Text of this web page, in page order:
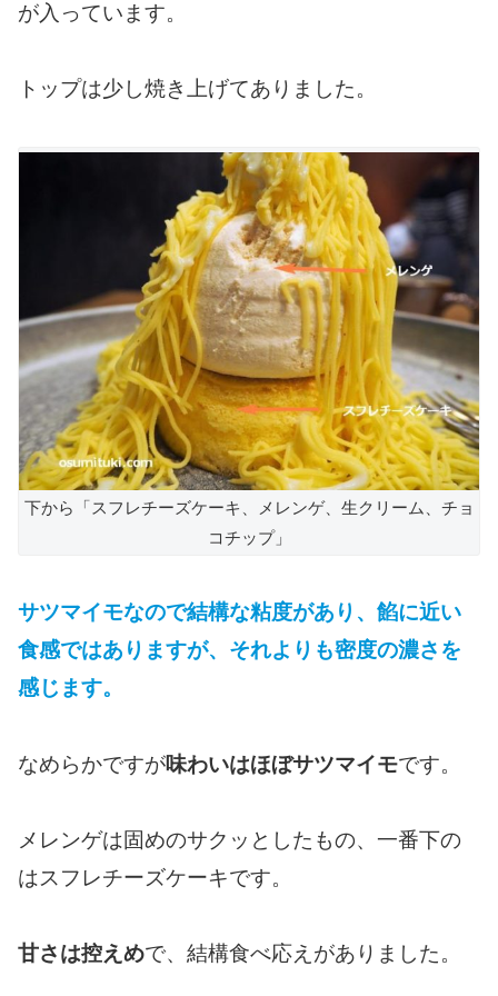
が入っています。
トップは少し焼き上げてありました。
下から「スフレチーズケーキ、メレンゲ、生クリーム、チョ
コチップ」
サツマイモなので結構な粘度があり、餡に近い
食感ではありますが、それよりも密度の濃さを
感じます。
なめらかですが味わいはほぼサツマイモです。
メレンゲは固めのサクッとしたもの、一番下の
はスフレチーズケーキです。
甘さは控えめで、結構食べ応えがありました。